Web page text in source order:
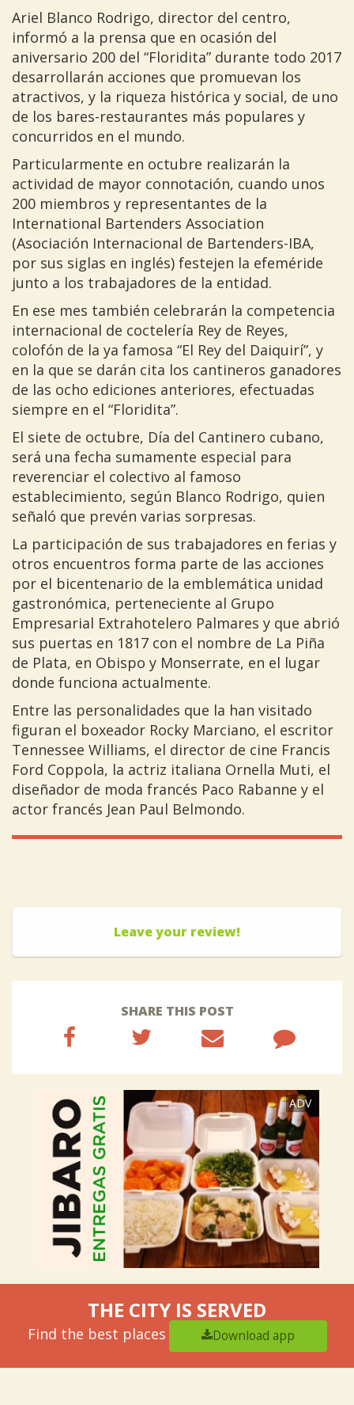
Ariel Blanco Rodrigo, director del centro,
informó a la prensa que en ocasión del
aniversario 200 del “Floridita” durante todo 2017
desarrollarán acciones que promuevan los
atractivos, y la riqueza histórica y social, de uno
de los bares-restaurantes más populares y
concurridos en el mundo.
Particularmente en octubre realizarán la
actividad de mayor connotación, cuando unos
200 miembros y representantes de la
International Bartenders Association
(Asociación Internacional de Bartenders-IBA,
por sus siglas en inglés) festejen la efeméride
junto a los trabajadores de la entidad.
En ese mes también celebrarán la competencia
internacional de coctelería Rey de Reyes,
colofón de la ya famosa “El Rey del Daiquirí”, y
en la que se darán cita los cantineros ganadores
de las ocho ediciones anteriores, efectuadas
siempre en el “Floridita”.
El siete de octubre, Día del Cantinero cubano,
será una fecha sumamente especial para
reverenciar el colectivo al famoso
establecimiento, según Blanco Rodrigo, quien
señaló que prevén varias sorpresas.
La participación de sus trabajadores en ferias y
otros encuentros forma parte de las acciones
por el bicentenario de la emblemática unidad
gastronómica, perteneciente al Grupo
Empresarial Extrahotelero Palmares y que abrió
sus puertas en 1817 con el nombre de La Piña
de Plata, en Obispo y Monserrate, en el lugar
donde funciona actualmente.
Entre las personalidades que la han visitado
figuran el boxeador Rocky Marciano, el escritor
Tennessee Williams, el director de cine Francis
Ford Coppola, la actriz italiana Ornella Muti, el
diseñador de moda francés Paco Rabanne y el
actor francés Jean Paul Belmondo.
Leave your review!
SHARE THIS POST
ADV
THE CITY IS SERVED
Find the best places Download app